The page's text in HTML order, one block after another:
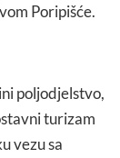
Poripišće.
poljodjelstvo,
turizam
vezu sa